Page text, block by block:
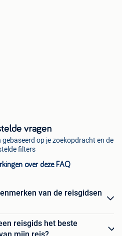
vragen
op je zoekopdracht en de
filters
over deze FAQ
van de reisgidsen
reisgids het beste